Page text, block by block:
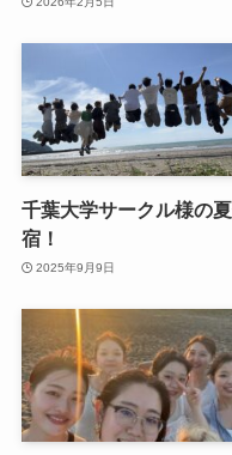
千葉大学サークル様の
宿！
2025年9月9日